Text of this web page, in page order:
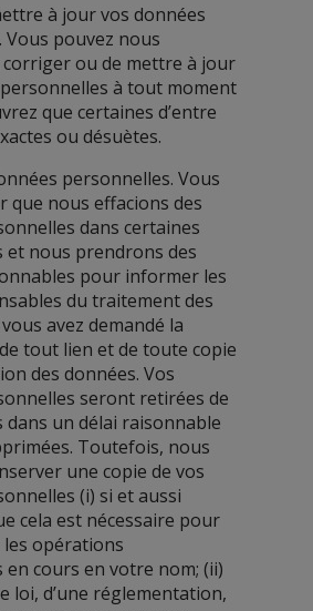
à jour vos données
Vous pouvez nous
corriger ou de mettre à jour
à tout moment
que certaines d’entre
ou désuètes.
personnelles. Vous
que nous effacions des
dans certaines
et nous prendrons des
pour informer les
du traitement des
avez demandé la
tout lien et de toute copie
des données. Vos
seront retirées de
dans un délai raisonnable
Toutefois, nous
une copie de vos
(i) si et aussi
cela est nécessaire pour
opérations
en cours en votre nom; (ii)
loi, d’une réglementation,